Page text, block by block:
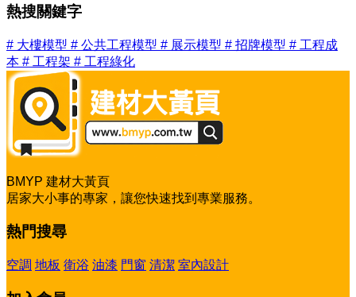
熱搜關鍵字
# 大樓模型 # 公共工程模型 # 展示模型 # 招牌模型 # 工程成
本 # 工程架 # 工程綠化
BMYP 建材大黃頁
居家大小事的專家，讓您快速找到專業服務。
熱門搜尋
空調 地板 衛浴 油漆 門窗 清潔 室內設計